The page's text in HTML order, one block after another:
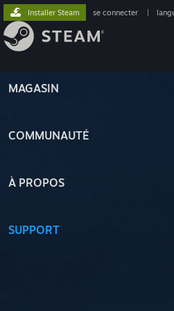
MAGASIN
COMMUNAUTÉ
À PROPOS
SUPPORT
Installer Steam se connecter